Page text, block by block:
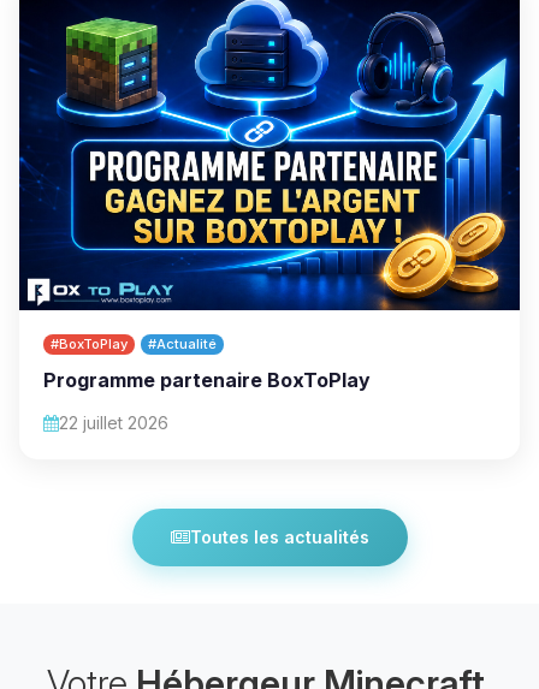
#BoxToPlay #Actualité
Programme partenaire BoxToPlay
22 juillet 2026
Toutes les actualités